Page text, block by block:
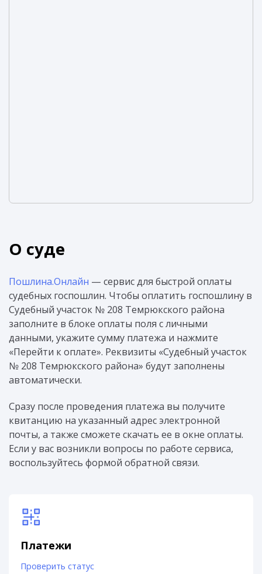
О суде
Пошлина.Онлайн — сервис для быстрой оплаты
судебных госпошлин. Чтобы оплатить госпошлину в
Судебный участок № 208 Темрюкского района
заполните в блоке оплаты поля с личными
данными, укажите сумму платежа и нажмите
«Перейти к оплате». Реквизиты «Судебный участок
№ 208 Темрюкского района» будут заполнены
автоматически.
Сразу после проведения платежа вы получите
квитанцию на указанный адрес электронной
почты, а также сможете скачать ее в окне оплаты.
Если у вас возникли вопросы по работе сервиса,
воспользуйтесь формой обратной связи.
Платежи
Проверить статус